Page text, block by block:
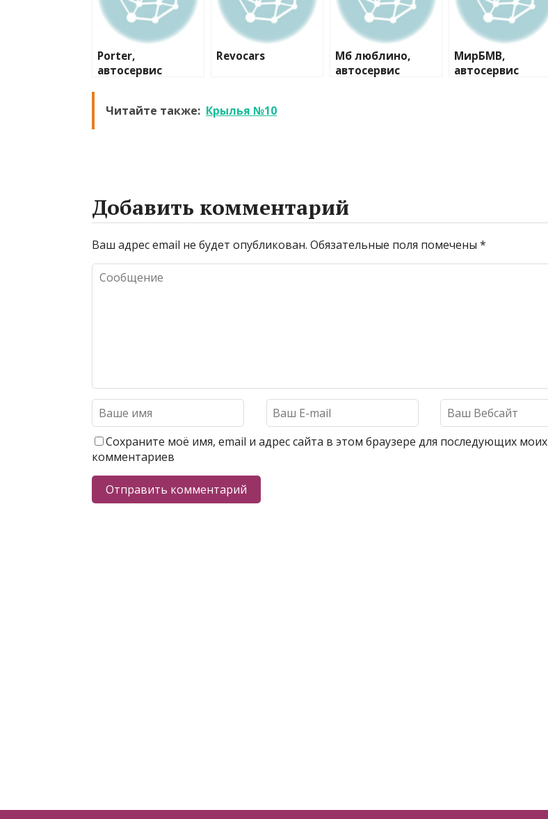
Porter,
автосервис
Revocars
Мб люблино,
автосервис
МирБМВ,
автосервис
Читайте также: Крылья №10
Добавить комментарий
Ваш адрес email не будет опубликован. Обязательные поля помечены *
Сохраните моё имя, email и адрес сайта в этом браузере для последующих моих
комментариев